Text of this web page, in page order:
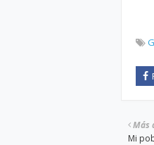
Más
Mi